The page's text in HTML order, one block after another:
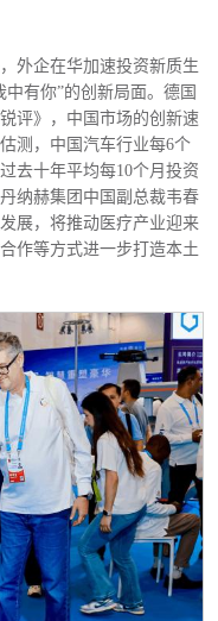
外企在华加速投资新质生
中有你”的创新局面。德国
评》，中国市场的创新速
测，中国汽车行业每6个
去十年平均每10个月投资
纳赫集团中国副总裁韦春
展，将推动医疗产业迎来
作等方式进一步打造本土